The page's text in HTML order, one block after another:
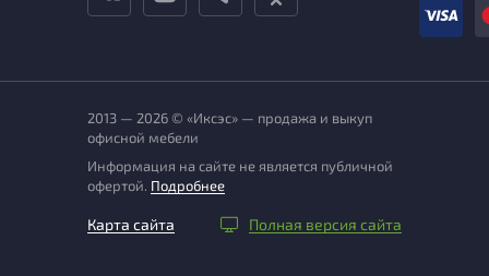
2013 — 2026 © «Иксэс» — продажа и выкуп
офисной мебели
Информация на сайте не является публичной
офертой. Подробнее
Карта сайта Полная версия сайта